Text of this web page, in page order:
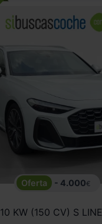
- 4.000€
KW (150 CV) S LINE